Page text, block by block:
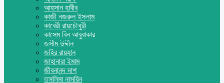
আহসান হাবীব
কাজী নজরুল ইসলাম
কাবেরী রায়চৌধুরী
কাসেম বিন আবুবাকার
জসীম উদ্দীন
জহির রায়হান
জাহানারা ইমাম
জীবনানন্দ দাশ
তসলিমা নাসরিন